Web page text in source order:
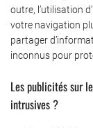
outre, l’utilisation
votre navigation
partager
inconnus pour
Les publicités sur
intrusives ?